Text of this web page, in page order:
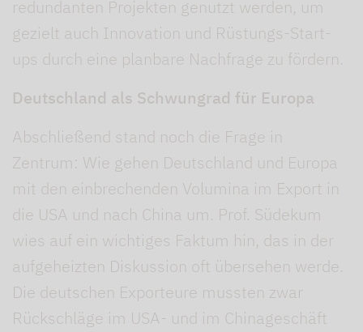
redundanten Projekten genutzt werden, um
gezielt auch Innovation und Rüstungs-Start-
ups durch eine planbare Nachfrage zu fördern.
Deutschland als Schwungrad für Europa
Abschließend stand noch die Frage in
Zentrum: Wie gehen Deutschland und Europa
mit den einbrechenden Volumina im Export in
die USA und nach China um. Prof. Südekum
wies auf ein wichtiges Faktum hin, das in der
aufgeheizten Diskussion oft übersehen werde.
Die deutschen Exporteure mussten zwar
Rückschläge im USA- und im Chinageschäft